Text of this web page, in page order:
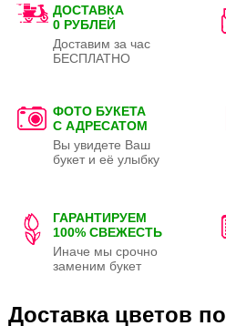
ДОСТАВКА
0 РУБЛЕЙ
Доставим за час
БЕСПЛАТНО
ФОТО БУКЕТА
С АДРЕСАТОМ
Вы увидете Ваш
букет и её улыбку
ГАРАНТИРУЕМ
100% СВЕЖЕСТЬ
Иначе мы срочно
заменим букет
Доставка цветов